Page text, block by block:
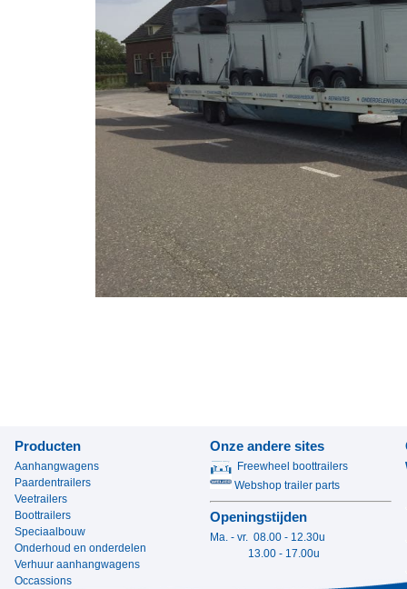
Producten
Aanhangwagens
Paardentrailers
Veetrailers
Boottrailers
Speciaalbouw
Onderhoud en onderdelen
Verhuur aanhangwagens
Occassions
Onze andere sites
Freewheel boottrailers
Webshop trailer parts
Openingstijden
Ma. - vr. 08.00 - 12.30u
13.00 - 17.00u